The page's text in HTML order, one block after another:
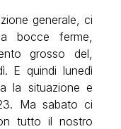
generale, ci
bocce ferme,
grosso del,
E quindi lunedì
la situazione e
Ma sabato ci
tutto il nostro